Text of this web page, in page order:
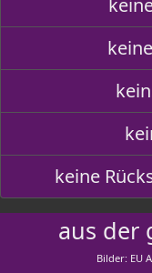
keine
aus der
Bilder: EU